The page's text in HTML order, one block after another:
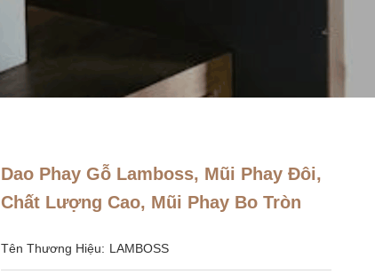
Dao Phay Gỗ Lamboss, Mũi Phay Đôi,
Chất Lượng Cao, Mũi Phay Bo Tròn
Tên Thương Hiệu: LAMBOSS